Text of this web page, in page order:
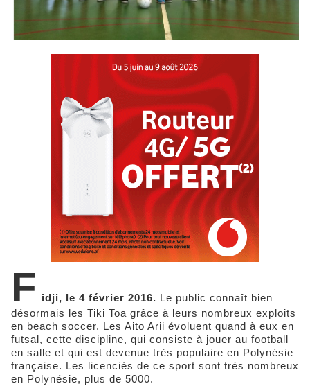
F idji, le 4 février 2016. Le public connaît bien
désormais les Tiki Toa grâce à leurs nombreux exploits
en beach soccer. Les Aito Arii évoluent quand à eux en
futsal, cette discipline, qui consiste à jouer au football
en salle et qui est devenue très populaire en Polynésie
française. Les licenciés de ce sport sont très nombreux
en Polynésie, plus de 5000.